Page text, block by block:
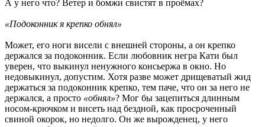
А у него что? Ветер и бомжи свистят в проёмах?
«Подоконник я крепко обнял»
Может, его ноги висели с внешней стороны, а он крепко
держался за подоконник. Если любовник негра Кати был
уверен, что выкинул ненужного консьержа в окно. Но
недовыкинул, допустим. Хотя разве может дрищеватый жид
держаться за подоконник крепко, тем паче, что он за него не
держался, а просто «обнял»? Мог бы зацепиться длинным
носом-крючком и висеть над бездной, как просроченный
свиной окорок, но недолго. Он же вырожденец, у него